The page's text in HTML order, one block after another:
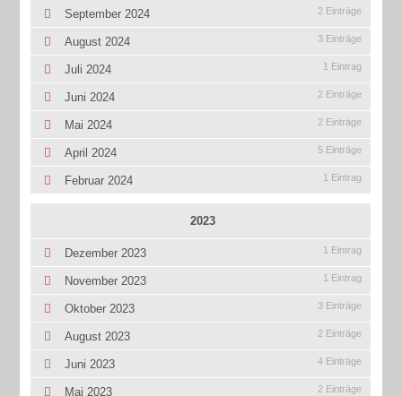
September 2024 2 Einträge
August 2024 3 Einträge
Juli 2024 1 Eintrag
Juni 2024 2 Einträge
Mai 2024 2 Einträge
April 2024 5 Einträge
Februar 2024 1 Eintrag
2023
Dezember 2023 1 Eintrag
November 2023 1 Eintrag
Oktober 2023 3 Einträge
August 2023 2 Einträge
Juni 2023 4 Einträge
Mai 2023 2 Einträge